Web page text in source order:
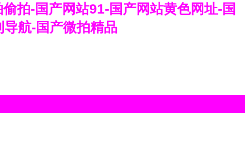
拍-国产网站91-国产网站黄色网址-国
航-国产微拍精品